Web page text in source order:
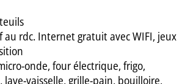
au rdc. Internet gratuit avec WIFI, jeux
onde, four électrique, frigo,
vaisselle, grille-pain, bouilloire,